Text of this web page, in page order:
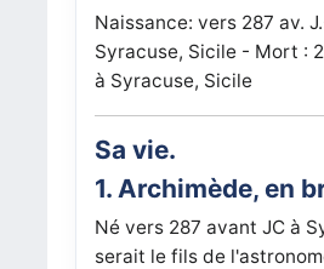
Naissance: vers 287 av.
Syracuse, Sicile - Mort :
à Syracuse, Sicile
Sa vie.
1. Archimède, en
Né vers 287 avant JC à
serait le fils de